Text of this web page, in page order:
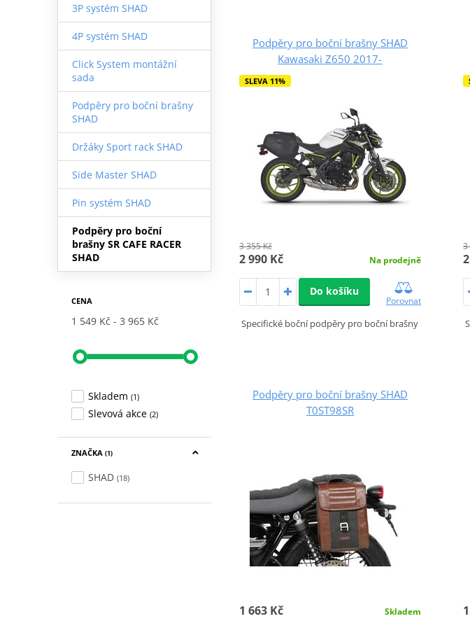
3P systém SHAD
4P systém SHAD
Click System montážní
sada
Podpěry pro boční brašny
SHAD
Držáky Sport rack SHAD
Side Master SHAD
Pin systém SHAD
Podpěry pro boční
brašny SR CAFE RACER
SHAD
CENA
1 549 Kč 3 965 Kč
Skladem (1)
Slevová akce (2)
ZNAČKA (1)
SHAD (18)
Podpěry pro boční brašny SHAD
Kawasaki Z650 2017-
SLEVA 11%
3 355 Kč
2 990 Kč Na prodejně
Do košíku
Porovnat
Specifické boční podpěry pro boční brašny
3
Podpěry pro boční brašny SHAD
T0ST98SR
1 663 Kč Skladem